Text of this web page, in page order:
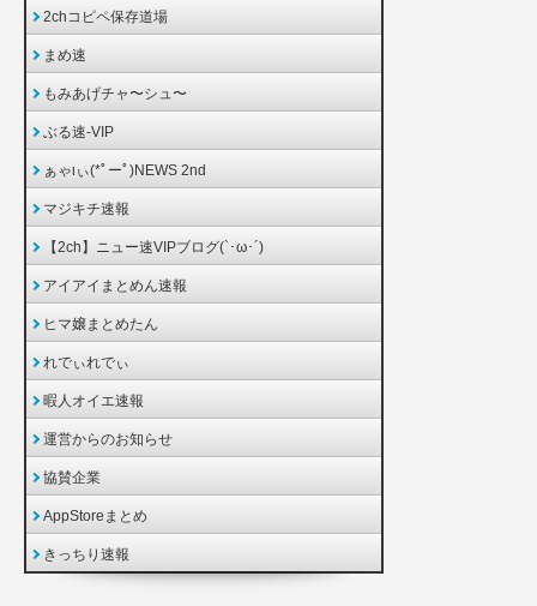
2chコピペ保存道場
まめ速
もみあげチャ〜シュ〜
ぶる速-VIP
ぁゃιぃ(*ﾟーﾟ)NEWS 2nd
マジキチ速報
【2ch】ニュー速VIPブログ(`･ω･´)
アイアイまとめん速報
ヒマ嬢まとめたん
れでぃれでぃ
暇人オイエ速報
運営からのお知らせ
協賛企業
AppStoreまとめ
きっちり速報